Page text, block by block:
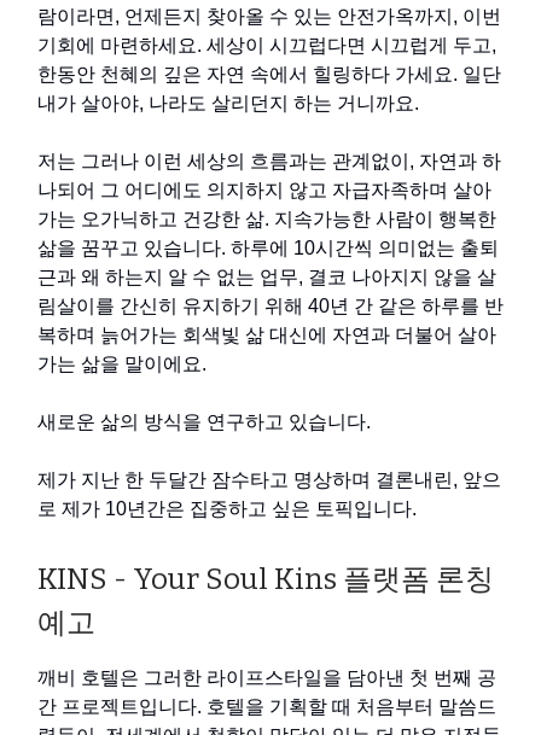
람이라면, 언제든지 찾아올 수 있는 안전가옥까지, 이번
기회에 마련하세요. 세상이 시끄럽다면 시끄럽게 두고,
한동안 천혜의 깊은 자연 속에서 힐링하다 가세요. 일단
내가 살아야, 나라도 살리던지 하는 거니까요.
저는 그러나 이런 세상의 흐름과는 관계없이, 자연과 하
나되어 그 어디에도 의지하지 않고 자급자족하며 살아
가는 오가닉하고 건강한 삶. 지속가능한 사람이 행복한
삶을 꿈꾸고 있습니다. 하루에 10시간씩 의미없는 출퇴
근과 왜 하는지 알 수 없는 업무, 결코 나아지지 않을 살
림살이를 간신히 유지하기 위해 40년 간 같은 하루를 반
복하며 늙어가는 회색빛 삶 대신에 자연과 더불어 살아
가는 삶을 말이에요.
새로운 삶의 방식을 연구하고 있습니다.
제가 지난 한 두달간 잠수타고 명상하며 결론내린, 앞으
로 제가 10년간은 집중하고 싶은 토픽입니다.
KINS - Your Soul Kins 플랫폼 론칭
예고
깨비 호텔은 그러한 라이프스타일을 담아낸 첫 번째 공
간 프로젝트입니다. 호텔을 기획할 때 처음부터 말씀드